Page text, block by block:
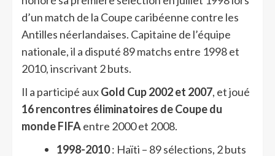
d’un match de la Coupe caribéenne contre les
Antilles néerlandaises. Capitaine de l’équipe
nationale, il a disputé 89 matchs entre 1998 et
2010, inscrivant 2 buts.
Il a participé auxGold Cup 2002 et 2007, et joué
16 rencontres éliminatoires de Coupe du
monde FIFAentre 2000 et 2008.
1998-2010: Haïti – 89 sélections, 2 buts